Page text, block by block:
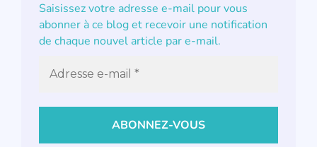
Saisissez votre adresse e-mail pour vous
abonner à ce blog et recevoir une notification
de chaque nouvel article par e-mail.